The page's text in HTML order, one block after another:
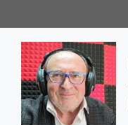
al
contenuto